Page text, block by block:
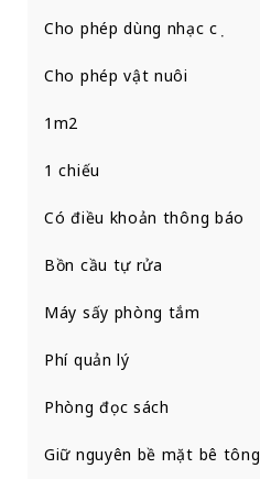
Cho phép dùng nhạc cụ
Cho phép vật nuôi
1m2
1 chiếu
Có điều khoản thông báo
Bồn cầu tự rửa
Máy sấy phòng tắm
Phí quản lý
Phòng đọc sách
Giữ nguyên bề mặt bê tông